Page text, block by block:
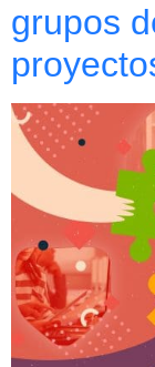
grupos